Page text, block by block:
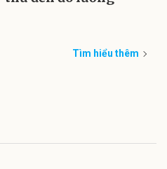
Tìm hiểu thêm